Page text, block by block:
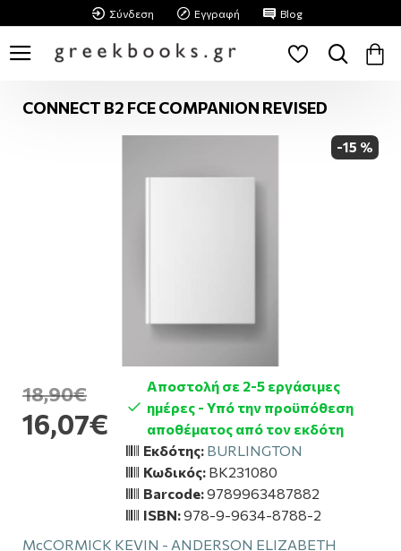
Σύνδεση Εγγραφή Blog
CONNECT B2 FCE COMPANION REVISED
-15 %
McCORMICK KEVIN - ANDERSON ELIZABETH
16,07€
18,90€
Αποστολή σε 2-5 εργάσιμες
ημέρες - Υπό την προϋπόθεση
αποθέματος από τον εκδότη
Εκδότης: BURLINGTON
Κωδικός: BK231080
Barcode:9789963487882
ISBN:978-9-9634-8788-2